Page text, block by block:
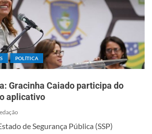
POLÍTICA
Gracinha Caiado participa do
aplicativo
de Segurança Pública (SSP)